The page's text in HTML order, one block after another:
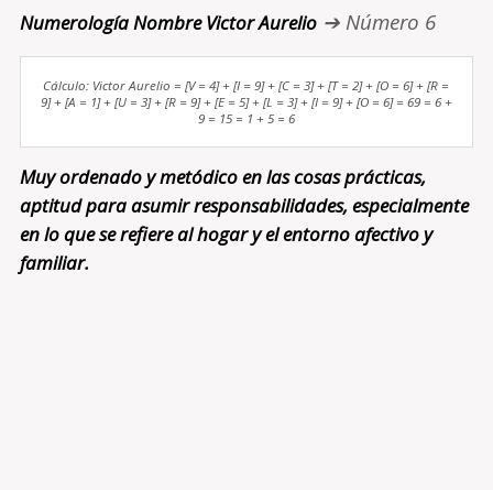
Numerología Nombre Victor Aurelio➔ Número 6
Cálculo: Victor Aurelio = [V = 4] + [I = 9] + [C = 3] + [T = 2] + [O = 6] + [R =
9] + [A = 1] + [U = 3] + [R = 9] + [E = 5] + [L = 3] + [I = 9] + [O = 6] = 69 = 6 +
9 = 15 = 1 + 5 = 6
Muy ordenado y metódico en las cosas prácticas,
aptitud para asumir responsabilidades, especialmente
en lo que se refiere al hogar y el entorno afectivo y
familiar.